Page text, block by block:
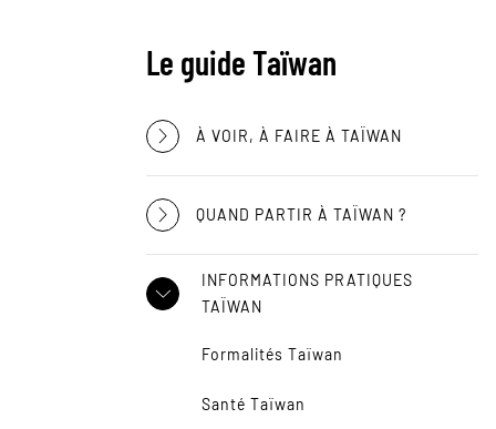
Le guide Taïwan
À VOIR, À FAIRE À TAÏWAN
QUAND PARTIR À TAÏWAN ?
INFORMATIONS PRATIQUES
TAÏWAN
Formalités Taïwan
Santé Taïwan